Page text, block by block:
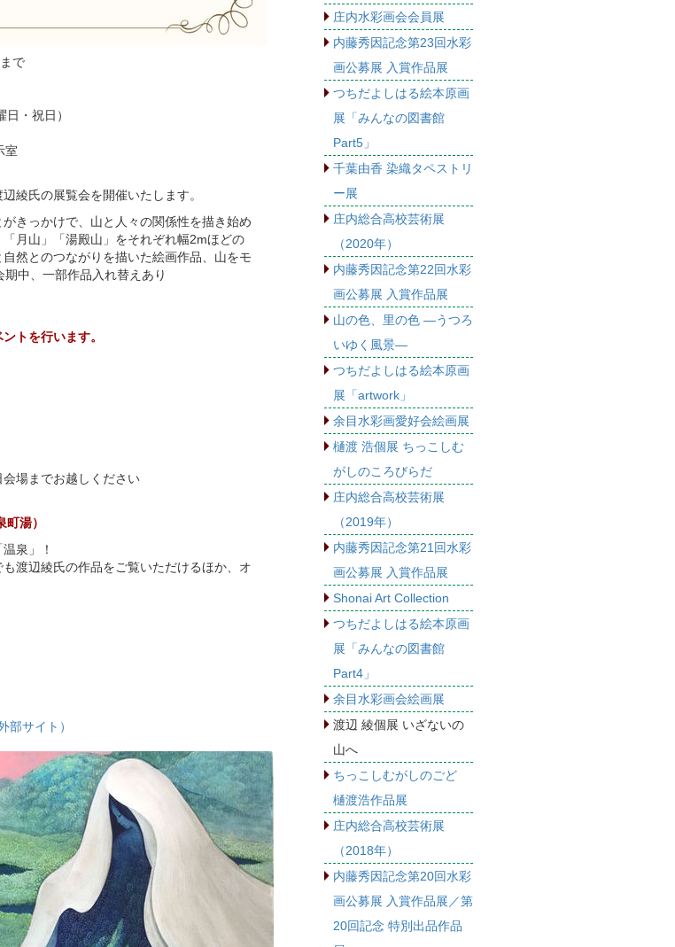
で
・祝日）
室
綾氏の展覧会を開催いたします。
きっかけで、山と人々の関係性を描き始め
月山」「湯殿山」をそれぞれ幅2mほどの
然とのつながりを描いた絵画作品、山をモ
中、一部作品入れ替えあり
トを行います。
場までお越しください
湯）
泉」！
渡辺綾氏の作品をご覧いただけるほか、オ
サイト）
庄内水彩画会会員展
内藤秀因記念第23回水彩
画公募展 入賞作品展
つちだよしはる絵本原画
展「みんなの図書館
Part5」
千葉由香 染織タペストリ
ー展
庄内総合高校芸術展
（2020年）
内藤秀因記念第22回水彩
画公募展 入賞作品展
山の色、里の色 ―うつろ
いゆく風景―
つちだよしはる絵本原画
展「artwork」
余目水彩画愛好会絵画展
樋渡 浩個展 ちっこしむ
がしのころびらだ
庄内総合高校芸術展
（2019年）
内藤秀因記念第21回水彩
画公募展 入賞作品展
Shonai Art Collection
つちだよしはる絵本原画
展「みんなの図書館
Part4」
余目水彩画会絵画展
渡辺 綾個展 いざないの
山へ
ちっこしむがしのごど
樋渡浩作品展
庄内総合高校芸術展
（2018年）
内藤秀因記念第20回水彩
画公募展 入賞作品展／第
20回記念 特別出品作品